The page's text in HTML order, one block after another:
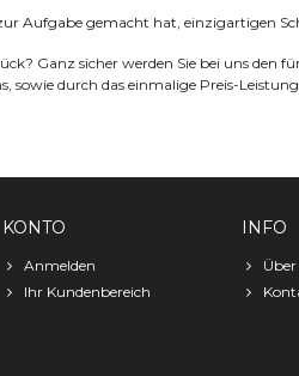
Aufgabe gemacht hat, einzigartigen
Ganz sicher werden Sie bei uns den
sowie durch das einmalige Preis-
KONTO
Anmelden
Ihr Kundenbereich
INFO